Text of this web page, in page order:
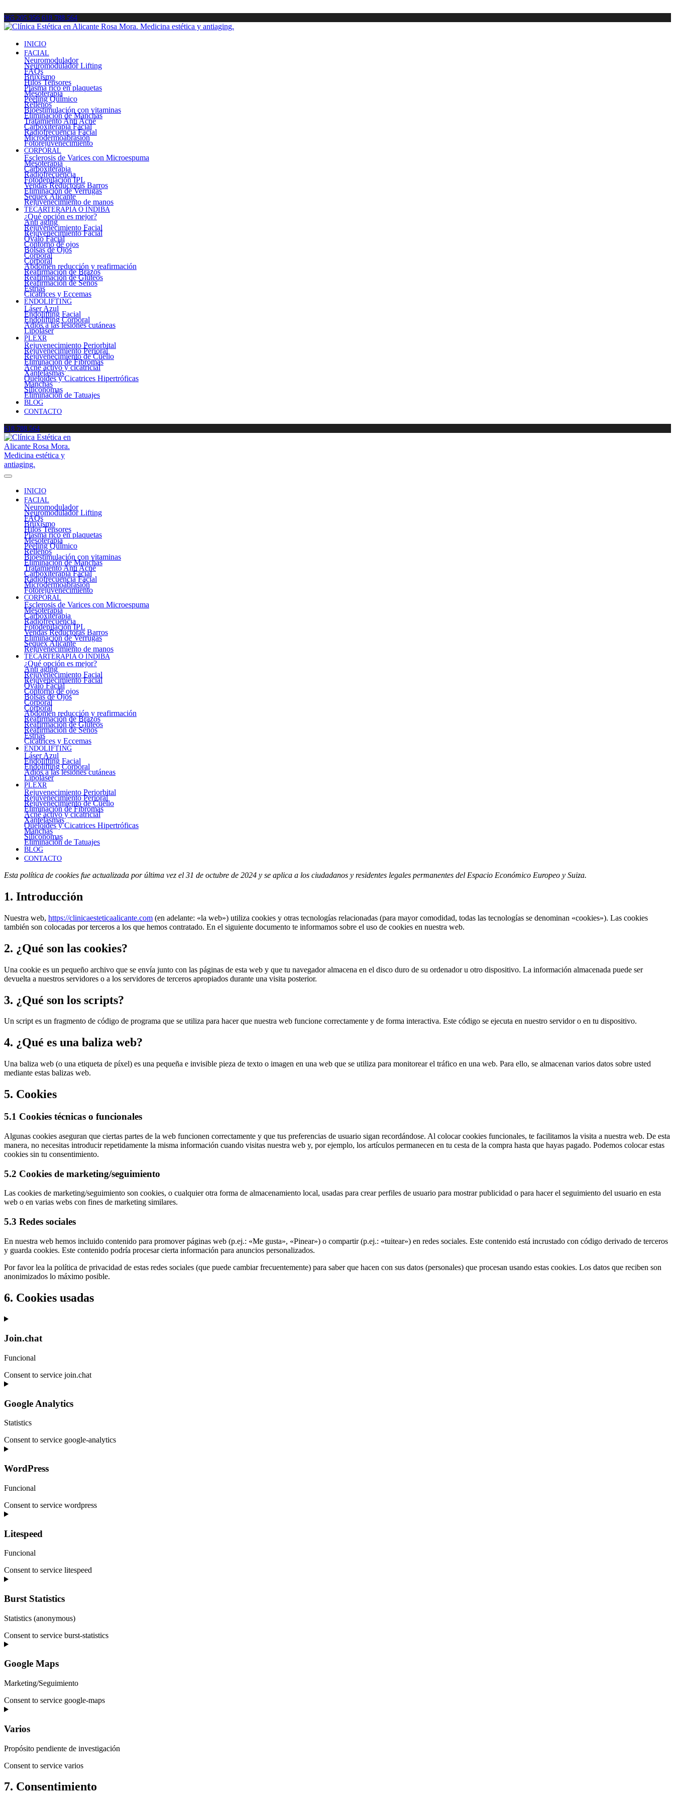
965 205 956 618 788 564
INICIO
FACIAL
Neuromodulador
Neuromodulador Lifting
FAQs
Bruxismo
Hilos Tensores
Plasma rico en plaquetas
Mesoterapia
Peeling Químico
Rellenos
Bioestimulación con vitaminas
Eliminación de Manchas
Tratamiento Anti Acné
Carboxiterapia Facial
Radiofrecuencia Facial
Microdermoabrasión
Fotorejuvenecimiento
CORPORAL
Esclerosis de Varices con Microespuma
Mesoterapia
Carboxiterapia
Radiofrecuencia
Fotodepilación IPL
Vendas Reductoras Barros
Eliminación de Verrugas
Sequex Alicante
Rejuvenecimiento de manos
TECARTERAPIA O INDIBA
¿Qué opción es mejor?
Anti aging
Rejuvenecimiento Facial
Rejuvenecimiento Facial
Óvalo Facial
Contorno de ojos
Bolsas de Ojos
Corporal
Corporal
Abdomen reducción y reafirmación
Reafirmación de Brazos
Reafirmación de Glúteos
Reafirmación de Senos
Estrías
Cicatrices y Eccemas
ENDOLIFTING
Láser Azul
Endolifting Facial
Endolifting Corporal
Adiós a las lesiones cutáneas
Lipoláser
PLEXR
Rejuvenecimiento Periorbital
Rejuvenecimiento Perioral
Rejuvenecimiento de Cuello
Eliminación de Fibromas
Acné activo y cicatricial
Xantelasmas
Queloides y Cicatrices Hipertróficas
Manchas
Siliconomas
Eliminación de Tatuajes
BLOG
CONTACTO
618 788 564
INICIO
FACIAL
Neuromodulador
Neuromodulador Lifting
FAQs
Bruxismo
Hilos Tensores
Plasma rico en plaquetas
Mesoterapia
Peeling Químico
Rellenos
Bioestimulación con vitaminas
Eliminación de Manchas
Tratamiento Anti Acné
Carboxiterapia Facial
Radiofrecuencia Facial
Microdermoabrasión
Fotorejuvenecimiento
CORPORAL
Esclerosis de Varices con Microespuma
Mesoterapia
Carboxiterapia
Radiofrecuencia
Fotodepilación IPL
Vendas Reductoras Barros
Eliminación de Verrugas
Sequex Alicante
Rejuvenecimiento de manos
TECARTERAPIA O INDIBA
¿Qué opción es mejor?
Anti aging
Rejuvenecimiento Facial
Rejuvenecimiento Facial
Óvalo Facial
Contorno de ojos
Bolsas de Ojos
Corporal
Corporal
Abdomen reducción y reafirmación
Reafirmación de Brazos
Reafirmación de Glúteos
Reafirmación de Senos
Estrías
Cicatrices y Eccemas
ENDOLIFTING
Láser Azul
Endolifting Facial
Endolifting Corporal
Adiós a las lesiones cutáneas
Lipoláser
PLEXR
Rejuvenecimiento Periorbital
Rejuvenecimiento Perioral
Rejuvenecimiento de Cuello
Eliminación de Fibromas
Acné activo y cicatricial
Xantelasmas
Queloides y Cicatrices Hipertróficas
Manchas
Siliconomas
Eliminación de Tatuajes
BLOG
CONTACTO
Esta política de cookies fue actualizada por última vez el 31 de octubre de 2024 y se aplica a los ciudadanos y residentes legales permanentes del Espacio Económico Europeo y Suiza.
1. Introducción
Nuestra web, https://clinicaesteticaalicante.com (en adelante: «la web») utiliza cookies y otras tecnologías relacionadas (para mayor comodidad, todas las tecnologías se denominan «cookies»). Las cookies
también son colocadas por terceros a los que hemos contratado. En el siguiente documento te informamos sobre el uso de cookies en nuestra web.
2. ¿Qué son las cookies?
Una cookie es un pequeño archivo que se envía junto con las páginas de esta web y que tu navegador almacena en el disco duro de su ordenador u otro dispositivo. La información almacenada puede ser
devuelta a nuestros servidores o a los servidores de terceros apropiados durante una visita posterior.
3. ¿Qué son los scripts?
Un script es un fragmento de código de programa que se utiliza para hacer que nuestra web funcione correctamente y de forma interactiva. Este código se ejecuta en nuestro servidor o en tu dispositivo.
4. ¿Qué es una baliza web?
Una baliza web (o una etiqueta de píxel) es una pequeña e invisible pieza de texto o imagen en una web que se utiliza para monitorear el tráfico en una web. Para ello, se almacenan varios datos sobre usted
mediante estas balizas web.
5. Cookies
5.1 Cookies técnicas o funcionales
Algunas cookies aseguran que ciertas partes de la web funcionen correctamente y que tus preferencias de usuario sigan recordándose. Al colocar cookies funcionales, te facilitamos la visita a nuestra web. De esta
manera, no necesitas introducir repetidamente la misma información cuando visitas nuestra web y, por ejemplo, los artículos permanecen en tu cesta de la compra hasta que hayas pagado. Podemos colocar estas
cookies sin tu consentimiento.
5.2 Cookies de marketing/seguimiento
Las cookies de marketing/seguimiento son cookies, o cualquier otra forma de almacenamiento local, usadas para crear perfiles de usuario para mostrar publicidad o para hacer el seguimiento del usuario en esta
web o en varias webs con fines de marketing similares.
5.3 Redes sociales
En nuestra web hemos incluido contenido para promover páginas web (p.ej.: «Me gusta», «Pinear») o compartir (p.ej.: «tuitear») en redes sociales. Este contenido está incrustado con código derivado de terceros
y guarda cookies. Este contenido podría procesar cierta información para anuncios personalizados.
Por favor lea la política de privacidad de estas redes sociales (que puede cambiar frecuentemente) para saber que hacen con sus datos (personales) que procesan usando estas cookies. Los datos que reciben son
anonimizados lo máximo posible.
6. Cookies usadas
Join.chat
Funcional
Consent to service join.chat
Google Analytics
Statistics
Consent to service google-analytics
WordPress
Funcional
Consent to service wordpress
Litespeed
Funcional
Consent to service litespeed
Burst Statistics
Statistics (anonymous)
Consent to service burst-statistics
Google Maps
Marketing/Seguimiento
Consent to service google-maps
Varios
Propósito pendiente de investigación
Consent to service varios
7. Consentimiento